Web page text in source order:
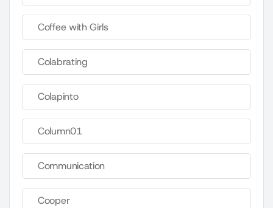
Coffee with Girls
Colabrating
Colapinto
Column01
Communication
Cooper